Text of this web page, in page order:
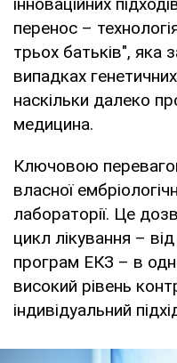
інноваційних
перенос –
трьох батьків", яка
випадках
наскільки далеко
медицина.
Ключовою
власної
лабораторії. Це
цикл лікування –
програм ЕКЗ – в
високий рівень
індивідуальний